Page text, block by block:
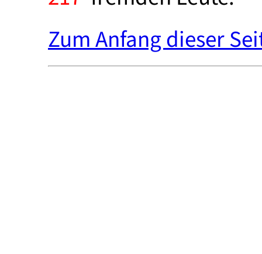
Zum Anfang dieser